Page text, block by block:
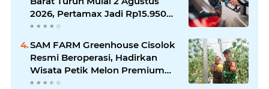
2026, Pertamax Jadi Rp15.950
per Liter, Cek Daftar Harga
SAM FARM Greenhouse Cisolok
Resmi Beroperasi, Hadirkan
Wisata Petik Melon Premium
dan Edukasi Pertanian Modern